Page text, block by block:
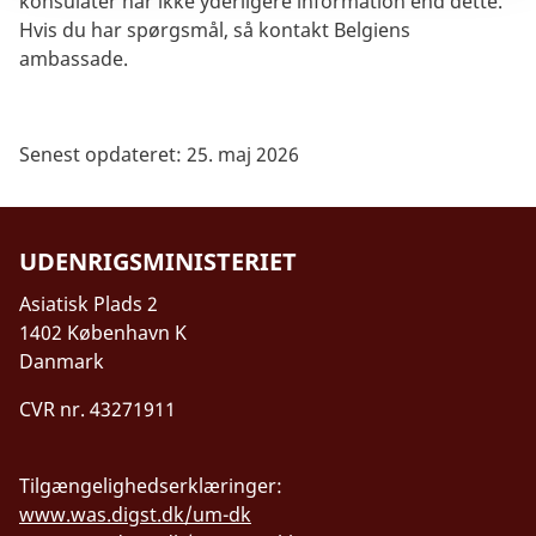
Hvis du har spørgsmål, så kontakt Belgiens
ambassade.
Senest opdateret: 25. maj 2026
UDENRIGSMINISTERIET
Asiatisk Plads 2
1402 København K
Danmark
CVR nr. 43271911
Tilgængelighedserklæringer:
www.was.digst.dk/um-dk